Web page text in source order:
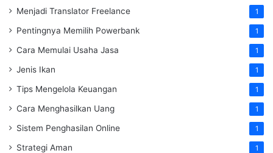
Menjadi Translator Freelance 1
Pentingnya Memilih Powerbank 1
Cara Memulai Usaha Jasa 1
Jenis Ikan 1
Tips Mengelola Keuangan 1
Cara Menghasilkan Uang 1
Sistem Penghasilan Online 1
Strategi Aman 1